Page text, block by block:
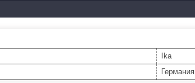
Ika
Германия